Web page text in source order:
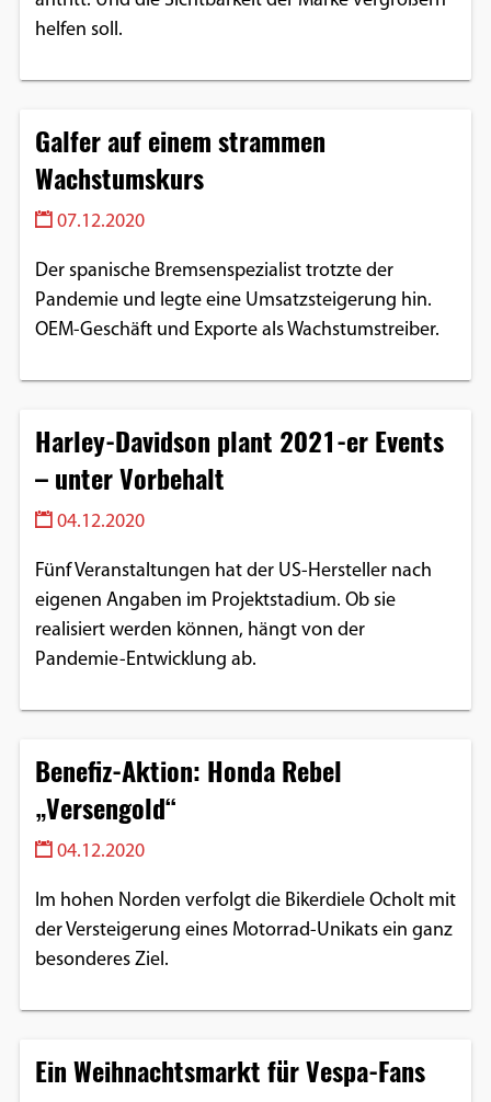
helfen soll.
Galfer auf einem strammen
Wachstumskurs
07.12.2020
Der spanische Bremsenspezialist trotzte der
Pandemie und legte eine Umsatzsteigerung hin.
OEM-Geschäft und Exporte als Wachstumstreiber.
Harley-Davidson plant 2021-er Events
– unter Vorbehalt
04.12.2020
Fünf Veranstaltungen hat der US-Hersteller nach
eigenen Angaben im Projektstadium. Ob sie
realisiert werden können, hängt von der
Pandemie-Entwicklung ab.
Benefiz-Aktion: Honda Rebel
„Versengold“
04.12.2020
Im hohen Norden verfolgt die Bikerdiele Ocholt mit
der Versteigerung eines Motorrad-Unikats ein ganz
besonderes Ziel.
Ein Weihnachtsmarkt für Vespa-Fans